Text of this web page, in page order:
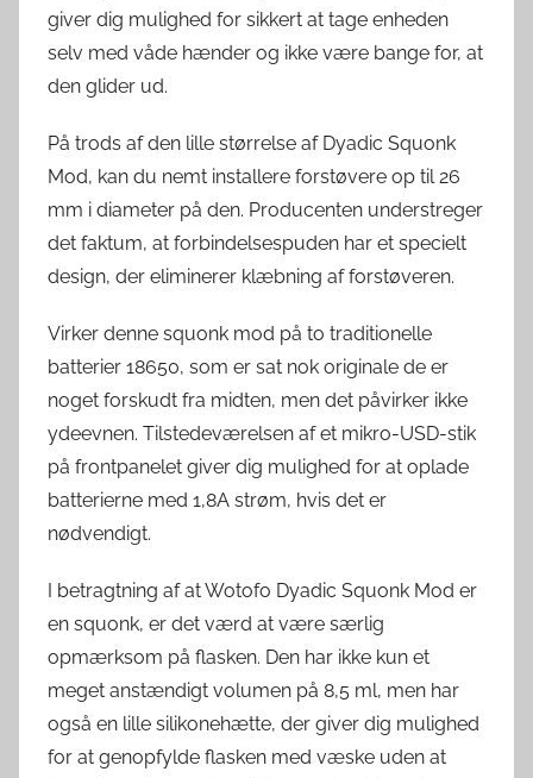
giver dig mulighed for sikkert at tage enheden
selv med våde hænder og ikke være bange for, at
den glider ud.
På trods af den lille størrelse af Dyadic Squonk
Mod, kan du nemt installere forstøvere op til 26
mm i diameter på den. Producenten understreger
det faktum, at forbindelsespuden har et specielt
design, der eliminerer klæbning af forstøveren.
Virker denne squonk mod på to traditionelle
batterier 18650, som er sat nok originale de er
noget forskudt fra midten, men det påvirker ikke
ydeevnen. Tilstedeværelsen af ​​et mikro-USD-stik
på frontpanelet giver dig mulighed for at oplade
batterierne med 1,8A strøm, hvis det er
nødvendigt.
I betragtning af at Wotofo Dyadic Squonk Mod er
en squonk, er det værd at være særlig
opmærksom på flasken. Den har ikke kun et
meget anstændigt volumen på 8,5 ml, men har
også en lille silikonehætte, der giver dig mulighed
for at genopfylde flasken med væske uden at